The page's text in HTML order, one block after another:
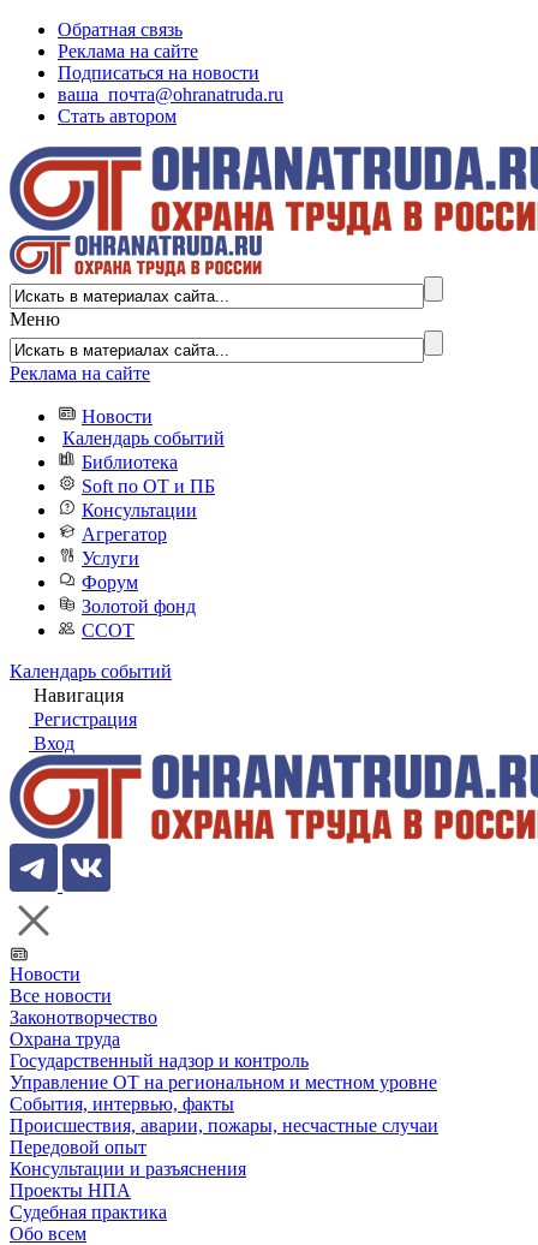
Обратная связь
Реклама на сайте
Подписаться на новости
ваша_почта@ohranatruda.ru
Стать автором
Меню
Реклама на сайте
Новости
Календарь событий
Библиотека
Soft по ОТ и ПБ
Консультации
Агрегатор
Услуги
Форум
Золотой фонд
ССОТ
Календарь событий
Навигация
Регистрация
Вход
Новости
Все новости
Законотворчество
Охрана труда
Государственный надзор и контроль
Управление ОТ на региональном и местном уровне
События, интервью, факты
Происшествия, аварии, пожары, несчастные случаи
Передовой опыт
Консультации и разъяснения
Проекты НПА
Судебная практика
Обо всем